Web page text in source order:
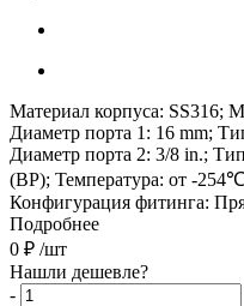
Материал корпуса: SS316;
Диаметр порта 1: 16 mm;
Диаметр порта 2: 3/8 in.;
(BP); Температура: от -
Конфигурация фитинга:
Подробнее
0 ₽ /шт
Нашли дешевле?
-